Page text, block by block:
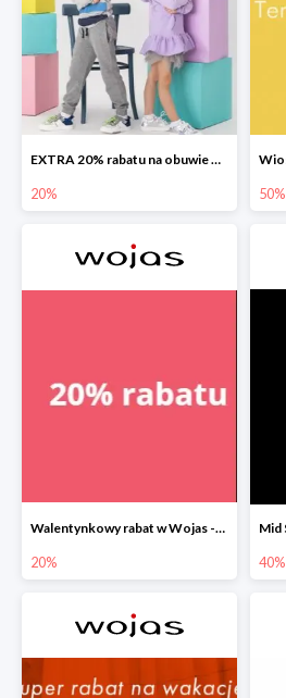
EXTRA 20% rabatu na obuwie Bartek w Wojas
20% 50%
Walentynkowy rabat w Wojas -20%
20% 40%